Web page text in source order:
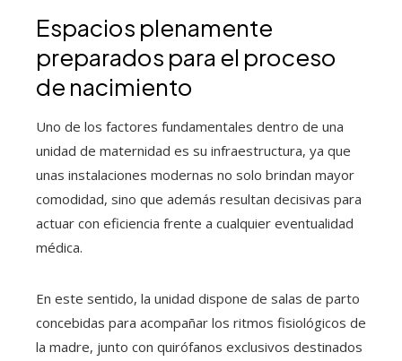
Espacios plenamente
preparados para el proceso
de nacimiento
Uno de los factores fundamentales dentro de una
unidad de maternidad es su infraestructura, ya que
unas instalaciones modernas no solo brindan mayor
comodidad, sino que además resultan decisivas para
actuar con eficiencia frente a cualquier eventualidad
médica.
En este sentido, la unidad dispone de salas de parto
concebidas para acompañar los ritmos fisiológicos de
la madre, junto con quirófanos exclusivos destinados